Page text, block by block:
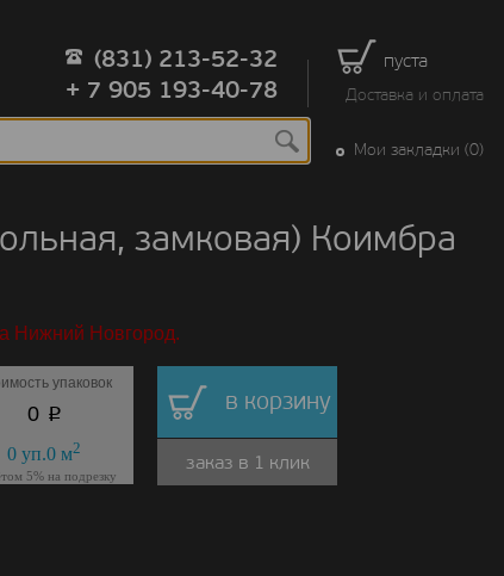
пуста
Доставка и оплата
(831) 213-52-32
+ 7 905 193-40-78
Мои закладки (0)
замковая) Коимбра
Нижний Новгород.
упаковок
0 p
0уп.0м2
5% на подрезку
в корзину
заказ в 1 клик